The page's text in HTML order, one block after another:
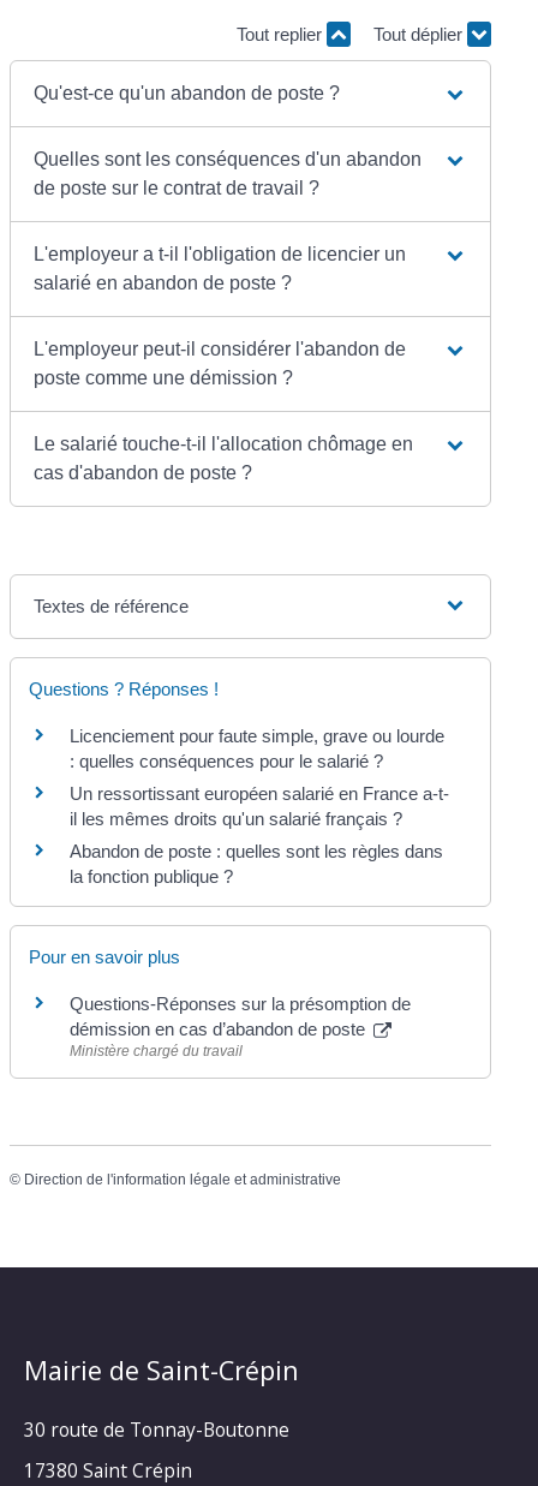
Tout replier Tout déplier
Qu'est-ce qu'un abandon de poste ?
Quelles sont les conséquences d'un abandon
de poste sur le contrat de travail ?
L'employeur a t-il l'obligation de licencier un
salarié en abandon de poste ?
L'employeur peut-il considérer l'abandon de
poste comme une démission ?
Le salarié touche-t-il l'allocation chômage en
cas d'abandon de poste ?
Textes de référence
Questions ? Réponses !
Licenciement pour faute simple, grave ou lourde
: quelles conséquences pour le salarié ?
Un ressortissant européen salarié en France a-t-
il les mêmes droits qu'un salarié français ?
Abandon de poste : quelles sont les règles dans
la fonction publique ?
Pour en savoir plus
Questions-Réponses sur la présomption de
démission en cas d’abandon de poste
Ministère chargé du travail
© Direction de l'information légale et administrative
Mairie de Saint-Crépin
30 route de Tonnay-Boutonne
17380 Saint Crépin